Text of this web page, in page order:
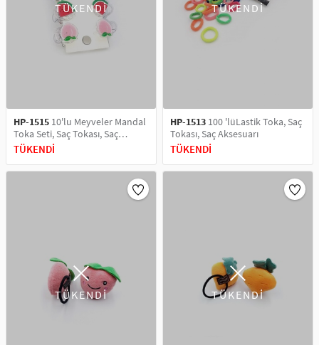
TÜKENDİ
HP-1515 10'lu Meyveler Mandal
Toka Seti, Saç Tokası, Saç
Aksesuarı
TÜKENDİ
TÜKENDİ
HP-1513 100 'lüLastik Toka, Saç
Tokası, Saç Aksesuarı
TÜKENDİ
TÜKENDİ TÜKENDİ